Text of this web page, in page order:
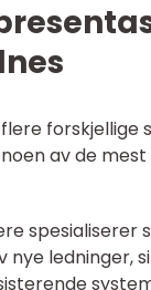
forskjellige
av de
ledninger,